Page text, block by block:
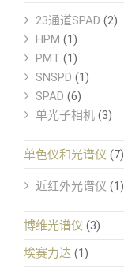
23通道SPAD (2)
HPM (1)
PMT (1)
SNSPD (1)
SPAD (6)
单光子相机 (3)
单色仪和光谱仪 (7)
近红外光谱仪 (1)
博维光谱仪 (3)
埃赛力达 (1)